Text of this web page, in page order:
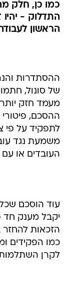
כמו כן, חלק
התדלוק -
הראשון
ההסתדרות
של סונול,
מעמד חזק
ההסכם, פיטורי
לתפקיד על פי
משמעת נגד
העובדים או עם
עוד הוסכם
הזכאות
כמו הפקידים
לקרן